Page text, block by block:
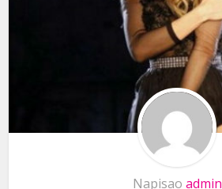
Napisao admin